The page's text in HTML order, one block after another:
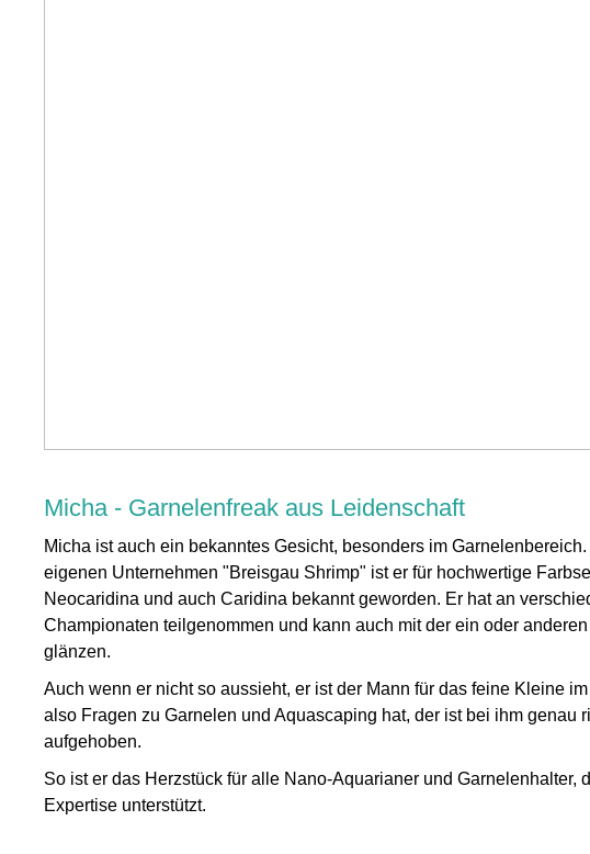
Micha - Garnelenfreak aus Leidenschaft
Micha ist auch ein bekanntes Gesicht, besonders im
eigenen Unternehmen "Breisgau Shrimp" ist er für hochwertige
Neocaridina und auch Caridina bekannt geworden. Er hat an
Championaten teilgenommen und kann auch mit der ein oder
glänzen.
Auch wenn er nicht so aussieht, er ist der Mann für das feine Kleine
also Fragen zu Garnelen und Aquascaping hat, der ist bei ihm genau
aufgehoben.
So ist er das Herzstück für alle Nano-Aquarianer und Garnelenhalter,
Expertise unterstützt.